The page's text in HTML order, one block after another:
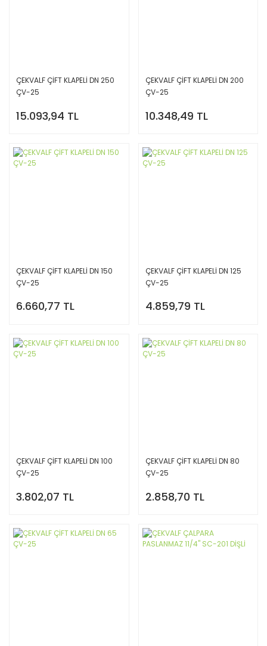
ÇEKVALF ÇİFT KLAPELİ DN 250
ÇV-25
15.093,94 TL
ÇEKVALF ÇİFT KLAPELİ DN 200
ÇV-25
10.348,49 TL
ÇEKVALF ÇİFT KLAPELİ DN 150
ÇV-25
6.660,77 TL
ÇEKVALF ÇİFT KLAPELİ DN 125
ÇV-25
4.859,79 TL
ÇEKVALF ÇİFT KLAPELİ DN 100
ÇV-25
3.802,07 TL
ÇEKVALF ÇİFT KLAPELİ DN 80
ÇV-25
2.858,70 TL